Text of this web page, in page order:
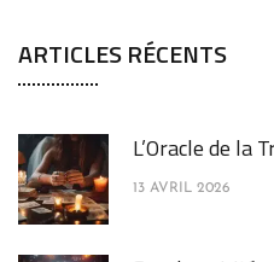
ARTICLES RÉCENTS
L’Oracle de la
13 AVRIL 2026